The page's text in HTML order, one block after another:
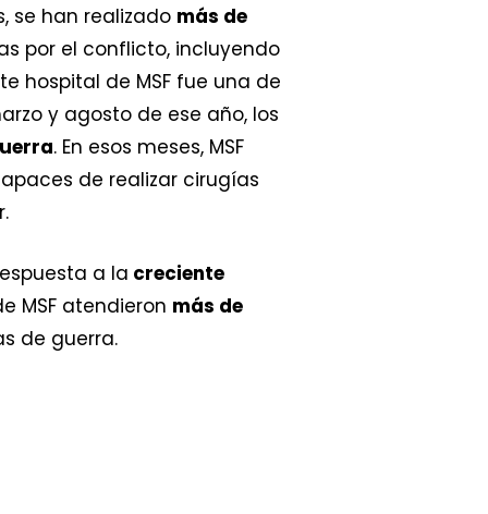
se han realizado más de
por el conflicto, incluyendo
hospital de MSF fue una de
y agosto de ese año, los
. En esos meses, MSF
de realizar cirugías
a la creciente
MSF atendieron más de
de guerra.